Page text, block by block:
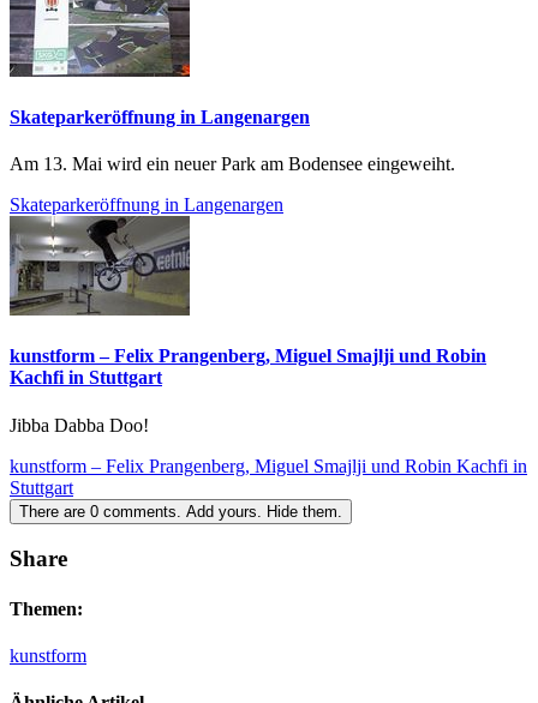
Skateparkeröffnung in Langenargen
Am 13. Mai wird ein neuer Park am Bodensee eingeweiht.
Skateparkeröffnung in Langenargen
kunstform – Felix Prangenberg, Miguel Smajlji und Robin
Kachfi in Stuttgart
Jibba Dabba Doo!
kunstform – Felix Prangenberg, Miguel Smajlji und Robin Kachfi in
Stuttgart
There are 0 comments. Add yours. Hide them.
Share
Themen:
kunstform